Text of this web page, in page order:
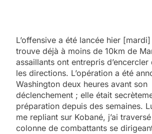
L’offensive a été lancée hier
trouve déjà à moins de 10km de
assaillants ont entrepris
les directions. L’opération a été
Washington deux heures avant son
déclenchement ; elle était
préparation depuis des semaines.
me repliant sur Kobané, j’ai
colonne de combattants se